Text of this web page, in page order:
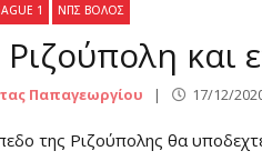
1 ΝΠΣ ΒΌΛΟΣ
και
Παπαγεωργίου 17/12/
της Ριζούπολης θα